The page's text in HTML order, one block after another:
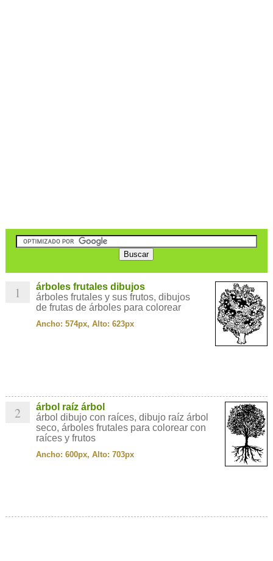
1
árboles frutales dibujos
árboles frutales y sus frutos, dibujos
de frutas de árboles para colorear
Ancho: 574px, Alto: 623px
2
árbol raíz árbol
árbol dibujo con raíces, dibujo raíz árbol
seco, árboles frutales para colorear con
raíces y frutos
Ancho: 600px, Alto: 703px